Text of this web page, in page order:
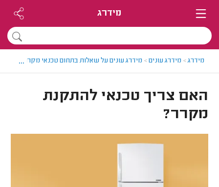
מידרג
מידרג> מידרג עונים> מידרג עונים על שאלות בתחום טכנאי מקררים
...
האם צריך טכנאי להתקנת
מקרר?